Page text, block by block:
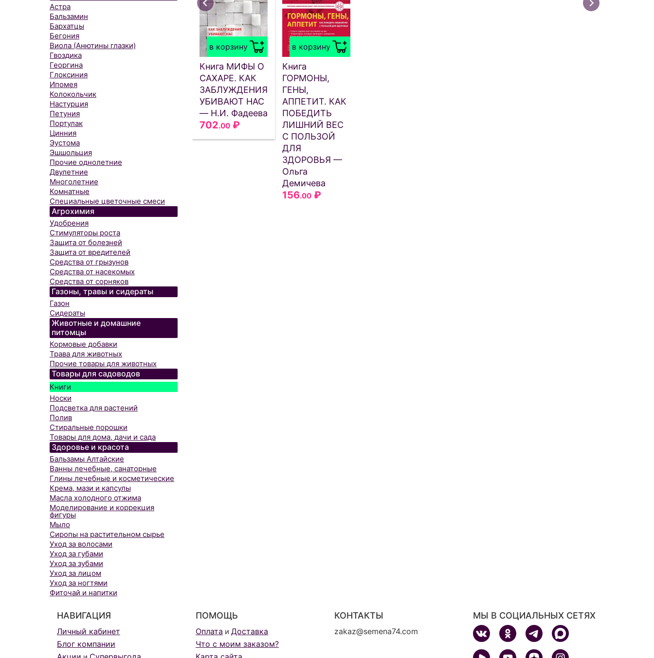
Астра
Бальзамин
Бархатцы
Бегония
Виола (Анютины глазки)
Гвоздика
Георгина
Глоксиния
Ипомея
Колокольчик
Настурция
Петуния
Портулак
Цинния
Эустома
Эшшольция
Прочие однолетние
Двулетние
Многолетние
Комнатные
Специальные цветочные смеси
Агрохимия
Удобрения
Стимуляторы роста
Защита от болезней
Защита от вредителей
Средства от грызунов
Средства от насекомых
Средства от сорняков
Газоны, травы и сидераты
Газон
Сидераты
Животные и домашние
питомцы
Кормовые добавки
Трава для животных
Прочие товары для животных
Товары для садоводов
Книги
Носки
Подсветка для растений
Полив
Стиральные порошки
Товары для дома, дачи и сада
Здоровье и красота
Бальзамы Алтайские
Ванны лечебные, санаторные
Глины лечебные и косметические
Крема, мази и капсулы
Масла холодного отжима
Моделирование и коррекция
фигуры
Мыло
Сиропы на растительном сырье
Уход за волосами
Уход за губами
Уход за зубами
Уход за лицом
Уход за ногтями
Фиточай и напитки
в корзину
Книга МИФЫ О
САХАРЕ. КАК
ЗАБЛУЖДЕНИЯ
УБИВАЮТ НАС
— Н.И. Фадеева
702.00₽
в корзину
Книга
ГОРМОНЫ,
ГЕНЫ,
АППЕТИТ. КАК
ПОБЕДИТЬ
ЛИШНИЙ ВЕС
С ПОЛЬЗОЙ
ДЛЯ
ЗДОРОВЬЯ —
Ольга
Демичева
156.00₽
НАВИГАЦИЯ
Личный кабинет
Блог компании
ПОМОЩЬ
Оплата и Доставка
Что с моим заказом?
КОНТАКТЫ
zakaz@semena74.com
МЫ В СОЦИАЛЬНЫХ СЕТЯХ